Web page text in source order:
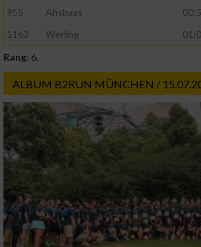
955
Ahsbaas
1163
Werling
Rang: 6.
ALBUM B2RUN MÜNCHEN /
Performance
Funktional
Werbung